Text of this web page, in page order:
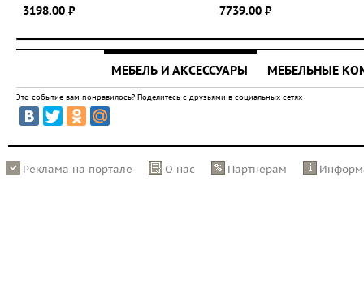
МЕБЕЛЬ И АКСЕССУАРЫ МЕБЕЛЬНЫЕ
Это событие вам понравилось? Поделитесь с друзьями в социальных сетях
Реклама на портале О нас Партнерам